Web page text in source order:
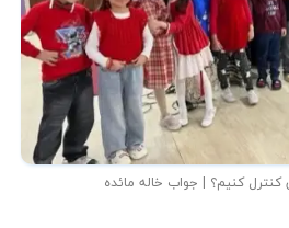
کنیم؟ | جواب خاله مائده